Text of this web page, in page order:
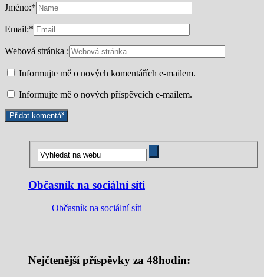
Jméno:*
Email:*
Webová stránka :
Informujte mě o nových komentářích e-mailem.
Informujte mě o nových příspěvcích e-mailem.
Občasník na sociální síti
Občasník na sociální síti
Nejčtenější příspěvky za 48hodin: